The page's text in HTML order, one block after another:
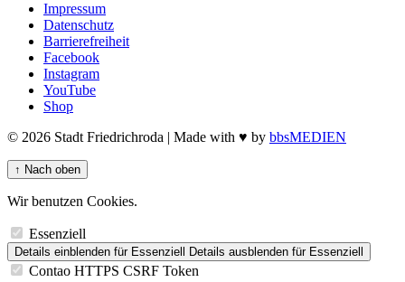
Impressum
Datenschutz
Barrierefreiheit
Facebook
Instagram
YouTube
Shop
© 2026 Stadt Friedrichroda | Made with ♥ by bbsMEDIEN
↑ Nach oben
Wir benutzen Cookies.
Essenziell
Details einblenden für Essenziell Details ausblenden für Essenziell
Contao HTTPS CSRF Token